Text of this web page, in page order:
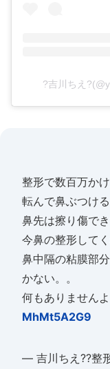
?吉川ちえ
整形で数百万か
転んで鼻ぶつけ
鼻先は擦り傷で
今鼻の整形して
鼻中隔の粘膜部
かない。。
何もありません
MhMt5A2G9
— 吉川ちえ??整